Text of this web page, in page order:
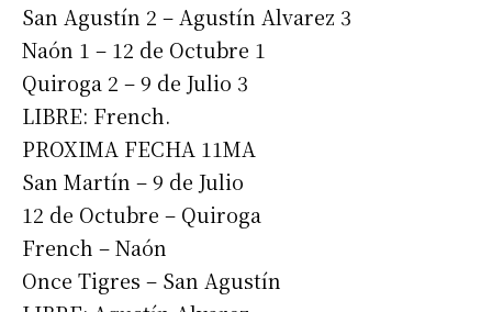
San Agustín 2 – Agustín Alvarez 3
Naón 1 – 12 de Octubre 1
Quiroga 2 – 9 de Julio 3
LIBRE: French.
PROXIMA FECHA 11MA
San Martín – 9 de Julio
12 de Octubre – Quiroga
French – Naón
Once Tigres – San Agustín